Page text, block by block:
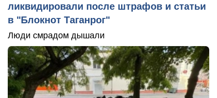
ликвидировали после штрафов и статьи
в "Блокнот Таганрог"
Люди смрадом дышали